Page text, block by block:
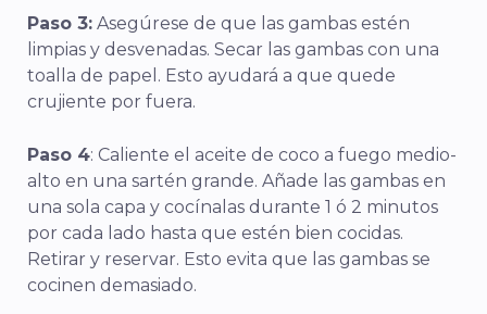
Paso 3: Asegúrese de que las gambas estén
limpias y desvenadas. Secar las gambas con una
toalla de papel. Esto ayudará a que quede
crujiente por fuera.
Paso 4: Caliente el aceite de coco a fuego medio-
alto en una sartén grande. Añade las gambas en
una sola capa y cocínalas durante 1 ó 2 minutos
por cada lado hasta que estén bien cocidas.
Retirar y reservar. Esto evita que las gambas se
cocinen demasiado.